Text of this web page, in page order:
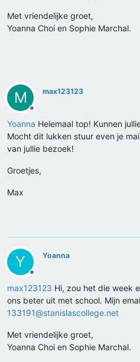
Met vriendelijke groet,
Yoanna Choi en Sophie Marchal.
M
Offline
max123123
Yoanna Helemaal top! Kunnen
Mocht dit lukken stuur even je
van jullie bezoek!
Groetjes,
Max
Y
Offline
Yoanna
max123123 Hi, zou het die week
ons beter uit met school. Mijn
133191@stanislascollege.net
Met vriendelijke groet,
Yoanna Choi en Sophie Marchal.